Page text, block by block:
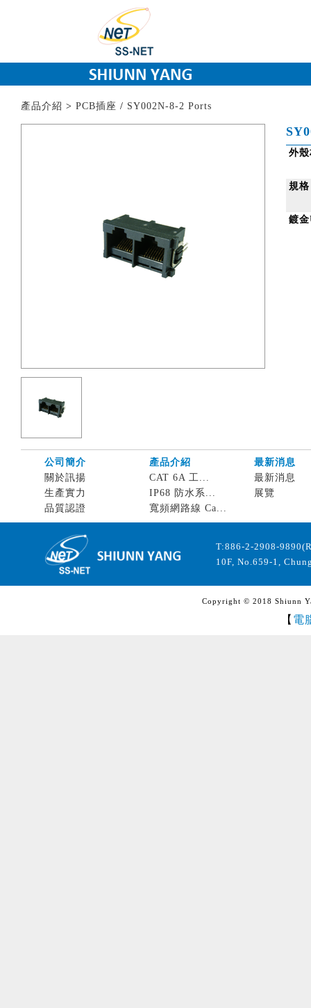
產品介紹 > PCB插座 / SY002N-8-2 Ports
外
規
鍍
公司簡介 產品介紹
最新消息
關於訊揚
生產實力
品質認證
CAT 6A 工...
IP68 防水系...
寬頻網路線 Ca...
最新消息
展覽
T:886-2-2908-
10F, No.659-1,
Copyright © 2018 Shiunn
【 電